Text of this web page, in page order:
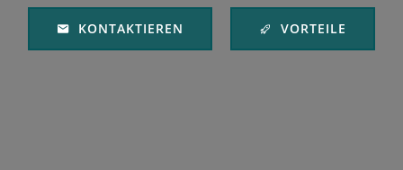
KONTAKTIEREN VORTEILE